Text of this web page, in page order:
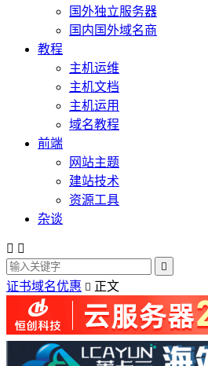
国外独立服务器
国内国外域名商
教程
主机运维
主机文档
主机运用
域名教程
前端
网站主题
建站技术
资源工具
杂谈
 

证书域名优惠  正文